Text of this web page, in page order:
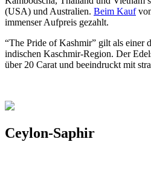
(USA) und Australien. Beim Kauf
immenser Aufpreis gezahlt.
“The Pride of Kashmir” gilt als einer
indischen Kaschmir-Region. Der
über 20 Carat und beeindruckt mit
Ceylon-Saphir